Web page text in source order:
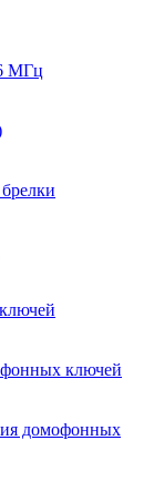
МГц
ключей
домофонных